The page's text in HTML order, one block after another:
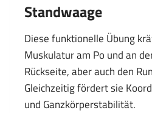
Standwaage
Diese funktionelle Übung
Muskulatur am Po und an
Rückseite, aber auch den
Gleichzeitig fördert sie
und Ganzkörperstabilität.